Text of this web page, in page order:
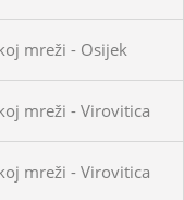
mreži - Osijek
mreži - Virovitica
mreži - Virovitica